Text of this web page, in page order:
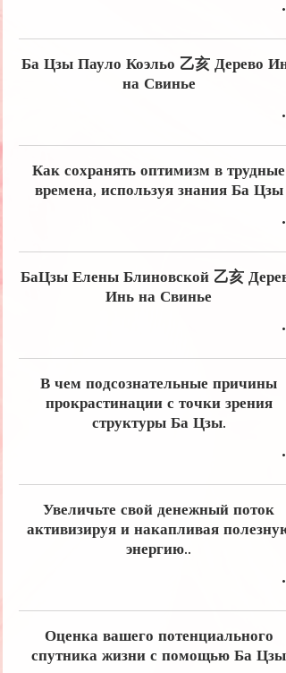
Ба Цзы Пауло Коэльо 乙亥 Дерево Инь
на Свинье
Как сохранять оптимизм в трудные
времена, используя знания Ба Цзы
БаЦзы Елены Блиновской 乙亥
Инь на Свинье
В чем подсознательные причины
прокрастинации с точки зрения
структуры Ба Цзы.
Увеличьте свой денежный поток
активизируя и накапливая полезную
энергию..
Оценка вашего потенциального
спутника жизни с помощью Ба Цзы